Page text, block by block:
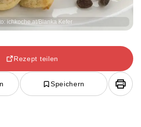
ichkoche.at/Blanka Kefer
Rezept teilen
Speichern